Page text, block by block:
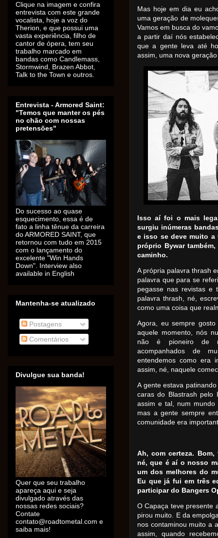
Mas hoje em dia eu
uma geração de
Vamos em busca do
a partir daí nós
que a gente leva até
assim, uma nova
Isso aí foi o mais
surgiu inúmeras
e isso se deve muito
próprio Bywar
caminho.
A própria palavra thrash
palavra que para se
pegasse nas revistas e
palavra thrash, né,
como uma coisa que
Agora, eu sempre
aquele momento, nós
não é pioneiro de
acompanhados de
entendemos como era
assim, né, naquele
A gente estava
caras do Blastrash pelo
assim e tal, num mundo
mas a gente sempre
comunidade era
Ah, com certeza.
né, que é aí o nosso
um dos melhores do
Eu que já fui em três
participar do Bangers
O Capaça teve presente
pirou muito. E da
nos contaminou muito a
assim, quando
Clique na imagem e confira
entrevista com este grande
vocalista, hoje a voz do
Therion, e que possui uma
vasta experiência, filho de
cantor de ópera, tem seu
trabalho marcado em
bandas como Candlemass,
Stormwind, Brazen Abbot,
Talk to the Town e outros.
Entrevista - Armored Saint:
"Temos que manter os pés
no chão com nossas
pretensões"
Do sucesso ao quase
esquecimento, essa é de
fato a linha tênue da carreira
do ARMORED SAINT, que
retornou com tudo em 2015
com o lançamento do
excelente "Win Hands
Down". Interview also
available in English
Mantenha-se atualizado
Postagens
Comentários
Divulgue sua banda!
Quer que seu trabalho
apareça aqui e seja
divulgado através das
nossas redes sociais?
Contate
contato@roadtometal.com e
saiba mais!